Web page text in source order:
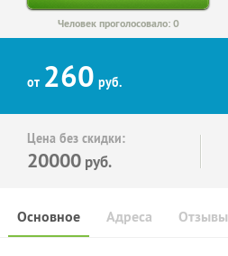
Человек проголосовало: 0
от 260 руб.
Цена без скидки:
20000 руб.
Основное Отзывы
Адреса